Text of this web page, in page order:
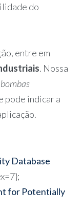
do
entre em
. Nossa
bombas
pode indicar a
Database
for Potentially